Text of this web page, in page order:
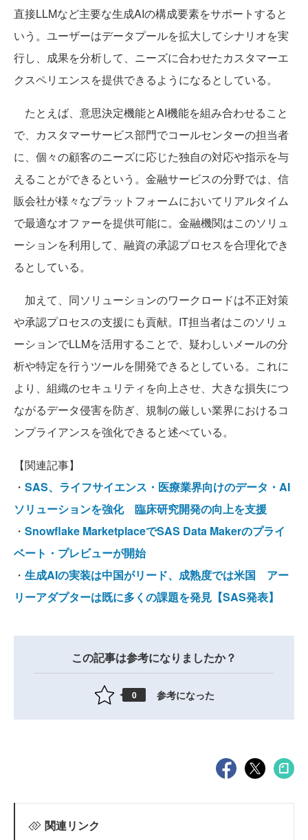
直接LLMなど主要な生成AIの構成要素をサポートすると
いう。ユーザーはデータプールを拡大してシナリオを実
行し、成果を分析して、ニーズに合わせたカスタマーエ
クスペリエンスを提供できるようになるとしている。
たとえば、意思決定機能とAI機能を組み合わせること
で、カスタマーサービス部門でコールセンターの担当者
に、個々の顧客のニーズに応じた独自の対応や指示を与
えることができるという。金融サービスの分野では、信
販会社が様々なプラットフォームにおいてリアルタイム
で最適なオファーを提供可能に。金融機関はこのソリュ
ーションを利用して、融資の承認プロセスを合理化でき
るとしている。
加えて、同ソリューションのワークロードは不正対策
や承認プロセスの支援にも貢献。IT担当者はこのソリュ
ーションでLLMを活用することで、疑わしいメールの分
析や特定を行うツールを開発できるとしている。これに
より、組織のセキュリティを向上させ、大きな損失につ
ながるデータ侵害を防ぎ、規制の厳しい業界におけるコ
ンプライアンスを強化できると述べている。
【関連記事】
・ SAS、ライフサイエンス・医療業界向けのデータ・AI
ソリューションを強化 臨床研究開発の向上を支援
・ Snowflake MarketplaceでSAS Data Makerのプライ
ベート・プレビューが開始
・ 生成AIの実装は中国がリード、成熟度では米国 アー
リーアダプターは既に多くの課題を発見【SAS発表】
この記事は参考になりましたか？
0 参考になった
関連リンク